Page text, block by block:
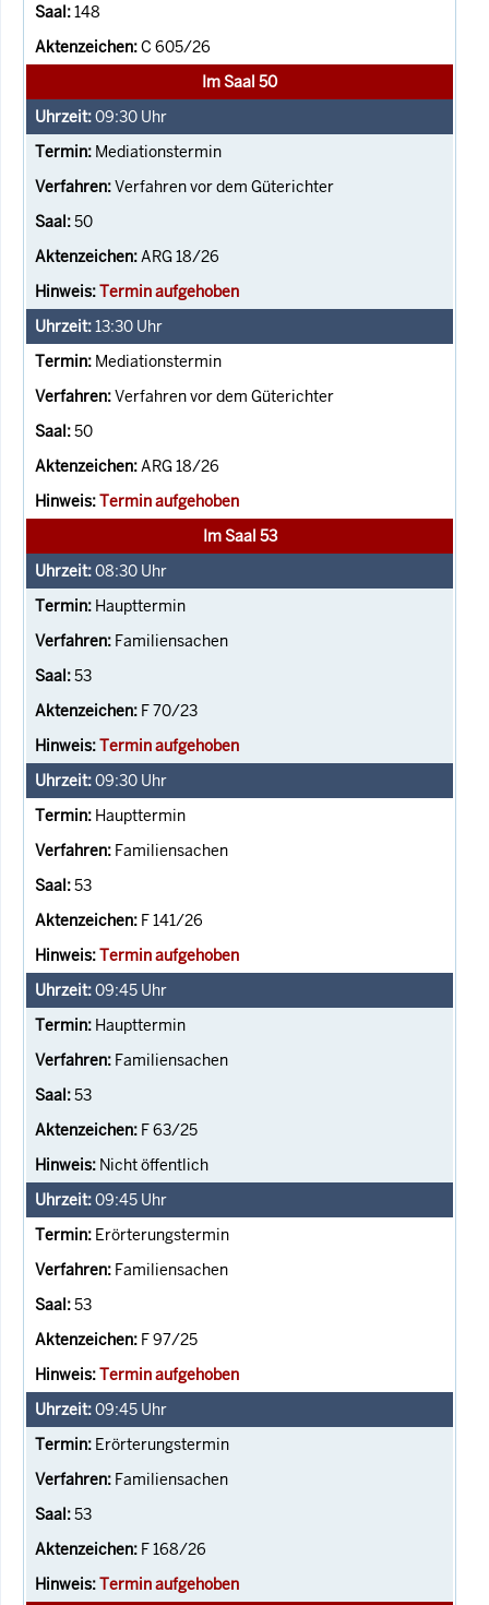
148
C 605/26
Im Saal 50
09:30 Uhr
Mediationstermin
Verfahren vor dem Güterichter
50
ARG 18/26
Termin aufgehoben
13:30 Uhr
Mediationstermin
Verfahren vor dem Güterichter
50
ARG 18/26
Termin aufgehoben
Im Saal 53
08:30 Uhr
Haupttermin
Familiensachen
53
F 70/23
Termin aufgehoben
09:30 Uhr
Haupttermin
Familiensachen
53
F 141/26
Termin aufgehoben
09:45 Uhr
Haupttermin
Familiensachen
53
F 63/25
Nicht öffentlich
09:45 Uhr
Erörterungstermin
Familiensachen
53
F 97/25
Termin aufgehoben
09:45 Uhr
Erörterungstermin
Familiensachen
53
F 168/26
Termin aufgehoben